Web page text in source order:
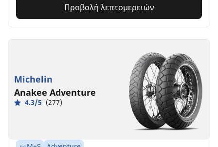
Προβολή λεπτομερειών
Michelin
Anakee Adventure
4.3/5 (277)